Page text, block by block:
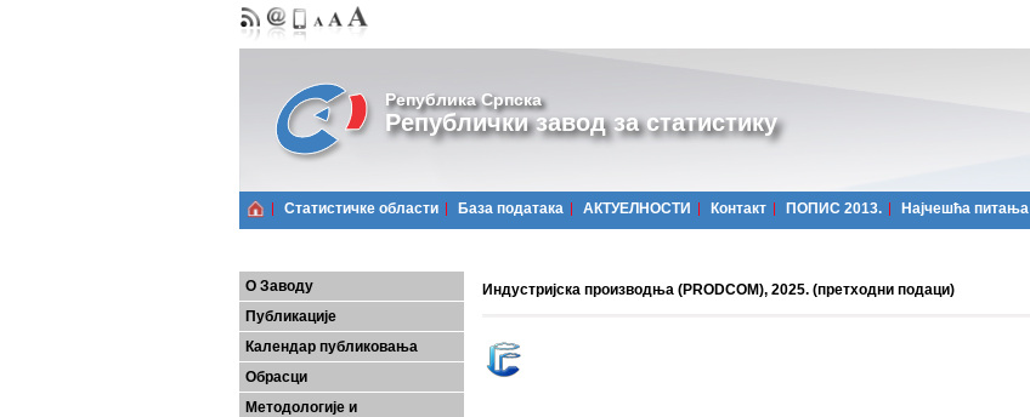
Република Српска
Републички завод за статистику
Статистичке области Базa података АКТУЕЛНОСТИ Контакт ПОПИС 2013. Најчешћa питања
О Заводу
Публикације
Календар публиковања
Обрасци
Методологије и
Индустријска производња (PRODCOM), 2025. (претходни подаци)